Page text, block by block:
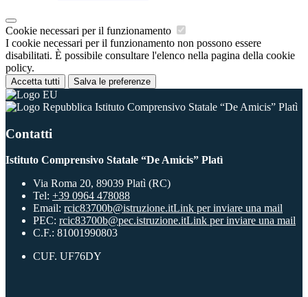
Cookie necessari per il funzionamento
I cookie necessari per il funzionamento non possono essere
disabilitati. È possibile consultare l'elenco nella pagina della cookie
policy.
Accetta tutti Salva le preferenze
Istituto Comprensivo Statale “De Amicis” Platì
Contatti
Istituto Comprensivo Statale “De Amicis” Platì
Via Roma 20, 89039 Platì (RC)
Tel: +39 0964 478088
Email: rcic83700b@istruzione.itLink per inviare una mail
PEC: rcic83700b@pec.istruzione.itLink per inviare una mail
C.F.: 81001990803
CUF. UF76DY